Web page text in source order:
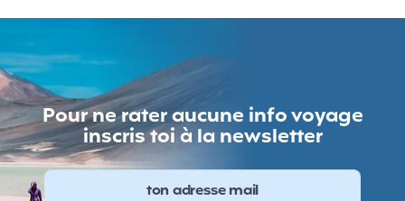
Pour ne rater aucune info voyage
inscris toi à la newsletter